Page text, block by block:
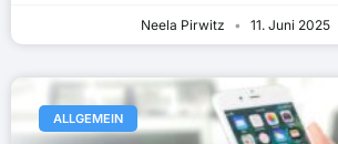
Neela Pirwitz 11. Juni 2025
ALLGEMEIN